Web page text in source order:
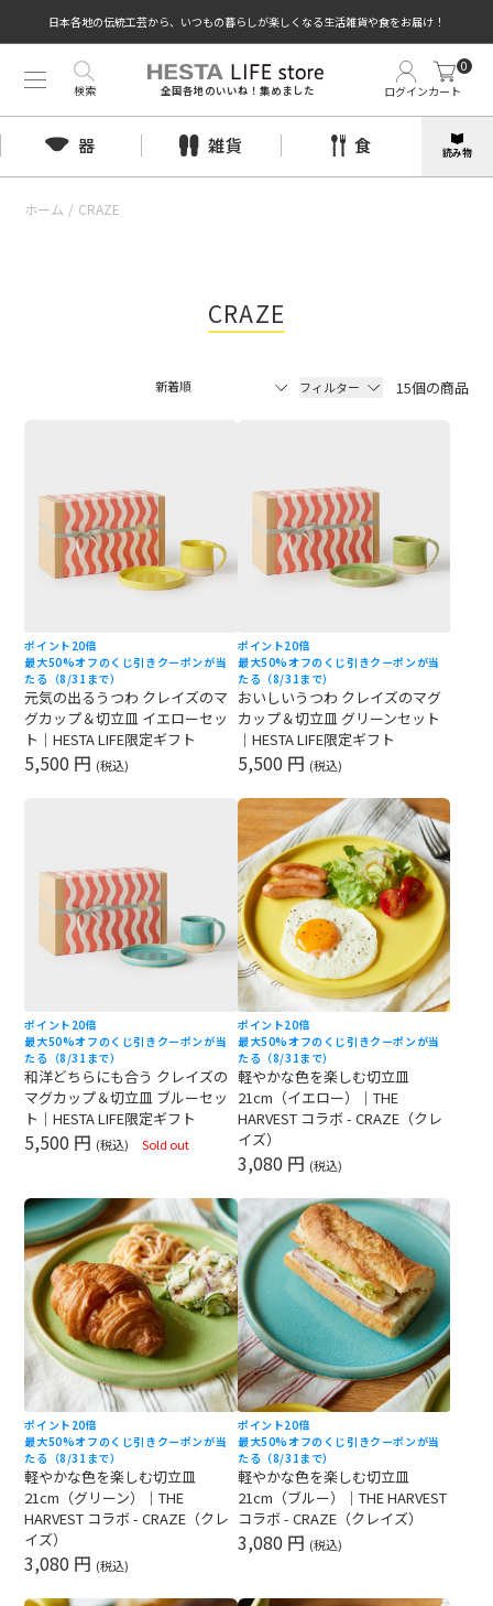
日本各地の伝統工芸から、いつもの暮らしが楽しくなる生活雑貨や食をお届け！
全国各地のいいね！集めました ログインカート
0
検索
器 雑貨 食 読み物
ホーム / CRAZE
CRAZE
フィルター 15個の商品
ポイント20倍
最大50%オフのくじ引きクーポンが当
たる（8/31まで）
元気の出るうつわ クレイズのマ
グカップ＆切立皿 イエローセッ
ト｜HESTA LIFE限定ギフト
5,500 円 (税込)
ポイント20倍
最大50%オフのくじ引きクーポンが当
たる（8/31まで）
おいしいうつわ クレイズのマグ
カップ＆切立皿 グリーンセット
｜HESTA LIFE限定ギフト
5,500 円 (税込)
ポイント20倍
最大50%オフのくじ引きクーポンが当
たる（8/31まで）
和洋どちらにも合う クレイズの
マグカップ＆切立皿 ブルーセッ
ト｜HESTA LIFE限定ギフト
5,500 円 (税込) Sold out
ポイント20倍
最大50%オフのくじ引きクーポンが当
たる（8/31まで）
軽やかな色を楽しむ切立皿
21cm（イエロー）｜THE
HARVEST コラボ - CRAZE（クレ
イズ）
3,080 円 (税込)
ポイント20倍
最大50%オフのくじ引きクーポンが当
たる（8/31まで）
軽やかな色を楽しむ切立皿
21cm（グリーン）｜THE
HARVEST コラボ - CRAZE（クレ
イズ）
3,080 円 (税込)
ポイント20倍
最大50%オフのくじ引きクーポンが当
たる（8/31まで）
軽やかな色を楽しむ切立皿
21cm（ブルー）｜THE HARVEST
コラボ - CRAZE（クレイズ）
3,080 円 (税込)